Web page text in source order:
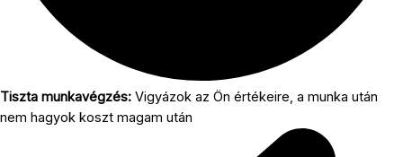
Tiszta munkavégzés: Vigyázok az Ön értékeire, a munka után
nem hagyok koszt magam után